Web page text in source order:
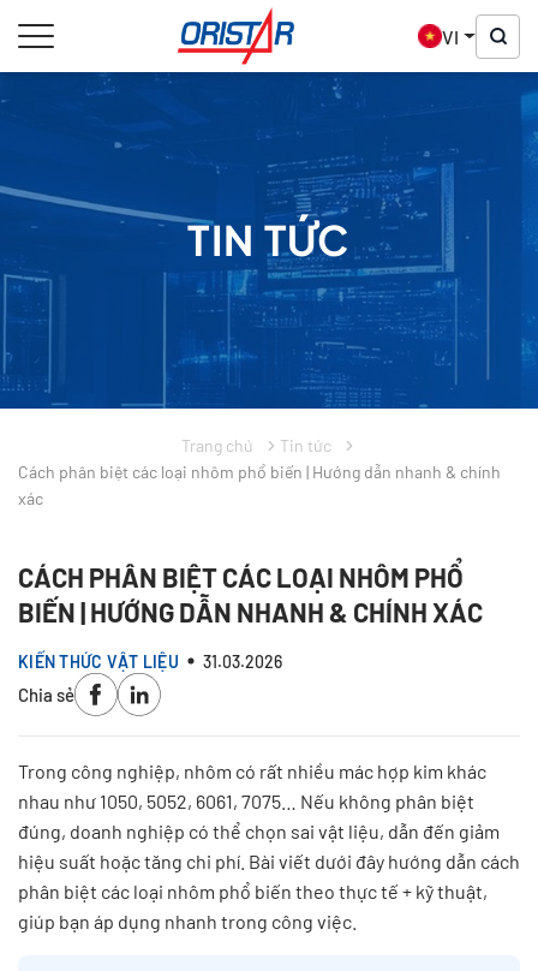
VI
TIN TỨC
Trang chủ
Tin tức
Cách phân biệt các loại nhôm phổ biến | Hướng dẫn nhanh & chính
xác
CÁCH PHÂN BIỆT CÁC LOẠI NHÔM PHỔ
BIẾN | HƯỚNG DẪN NHANH & CHÍNH XÁC
KIẾN THỨC VẬT LIỆU 31.03.2026
Chia sẻ
Trong công nghiệp, nhôm có rất nhiều mác hợp kim khác
nhau như 1050, 5052, 6061, 7075… Nếu không phân biệt
đúng, doanh nghiệp có thể chọn sai vật liệu, dẫn đến giảm
hiệu suất hoặc tăng chi phí. Bài viết dưới đây hướng dẫn cách
phân biệt các loại nhôm phổ biến theo thực tế + kỹ thuật,
giúp bạn áp dụng nhanh trong công việc.